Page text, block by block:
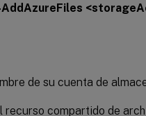
de su cuenta de
recurso compartido de